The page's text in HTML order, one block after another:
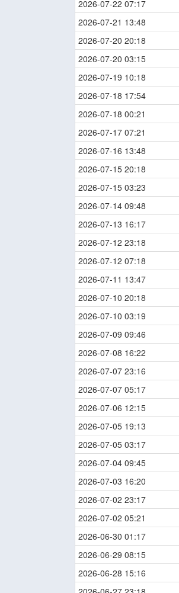
2026-07-22 07:17
2026-07-21 13:48
2026-07-20 20:18
2026-07-20 03:15
2026-07-19 10:18
2026-07-18 17:54
2026-07-18 00:21
2026-07-17 07:21
2026-07-16 13:48
2026-07-15 20:18
2026-07-15 03:23
2026-07-14 09:48
2026-07-13 16:17
2026-07-12 23:18
2026-07-12 07:18
2026-07-11 13:47
2026-07-10 20:18
2026-07-10 03:19
2026-07-09 09:46
2026-07-08 16:22
2026-07-07 23:16
2026-07-07 05:17
2026-07-06 12:15
2026-07-05 19:13
2026-07-05 03:17
2026-07-04 09:45
2026-07-03 16:20
2026-07-02 23:17
2026-07-02 05:21
2026-06-30 01:17
2026-06-29 08:15
2026-06-28 15:16